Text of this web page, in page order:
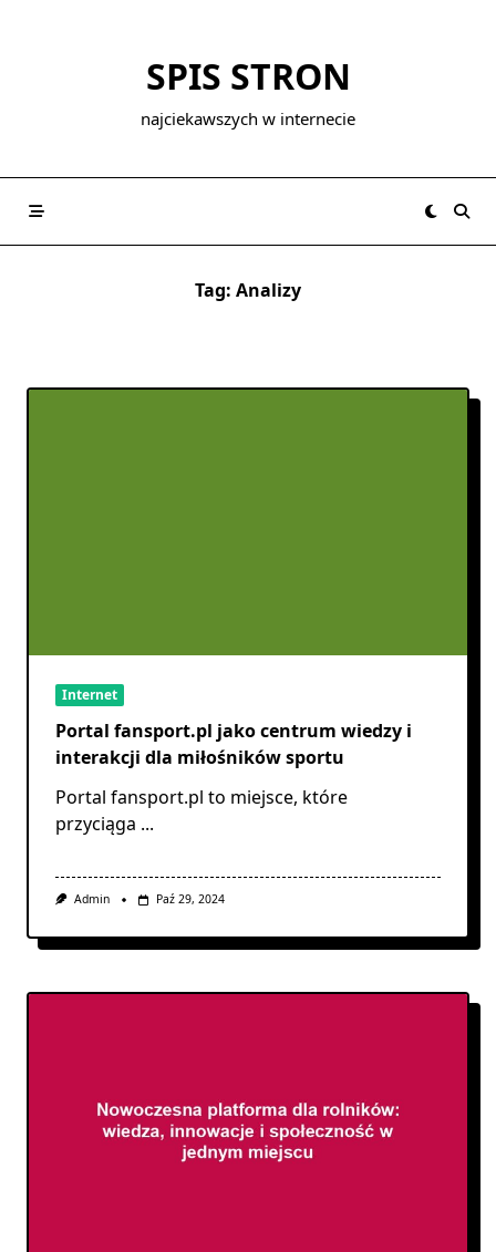
SPIS STRON
najciekawszych w internecie
Tag: Analizy
Internet
Portal fansport.pl jako centrum wiedzy i
interakcji dla miłośników sportu
Portal fansport.pl to miejsce, które
przyciąga ...
Admin Paź 29, 2024